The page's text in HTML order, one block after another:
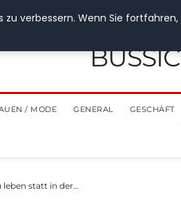
/ MODE GENERAL GESCHÄFT
leben statt in der…
zu verbessern. Wenn Sie